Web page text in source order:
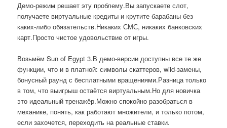
Демо-режим решает эту проблему.Вы запускаете слот,
получаете виртуальные кредиты и крутите барабаны без
каких-либо обязательств.Никаких СМС, никаких банковских
карт.Просто чистое удовольствие от игры.
Возьмём Sun of Egypt 3.В демо-версии доступны все те же
функции, что и в платной: символы скаттеров, wild-замены,
бонусный раунд с бесплатными вращениями.Разница только
в том, что выигрыш остаётся виртуальным.Но для новичка
это идеальный тренажёр.Можно спокойно разобраться в
механике, понять, как работают множители, и только потом,
если захочется, переходить на реальные ставки.